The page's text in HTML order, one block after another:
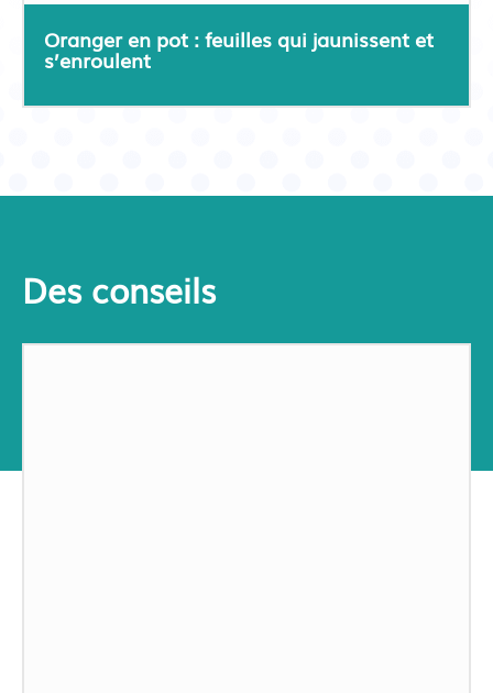
Oranger en pot : feuilles qui jaunissent et
s’enroulent
Des conseils